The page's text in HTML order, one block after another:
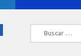
Buscar: